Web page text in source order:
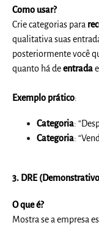
Como usar?
Crie categorias para
qualitativa suas
posteriormente você
quanto há deentradae
Exemplo prático:
Categoria:
Categoria:
3. DRE
O que é?
Mostra se a empresa